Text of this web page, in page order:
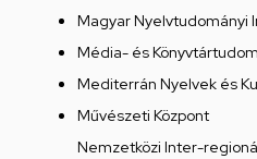
Magyar Nyelvtudományi
Média- és
Mediterrán Nyelvek és
Művészeti Központ
Nemzetközi Inter-